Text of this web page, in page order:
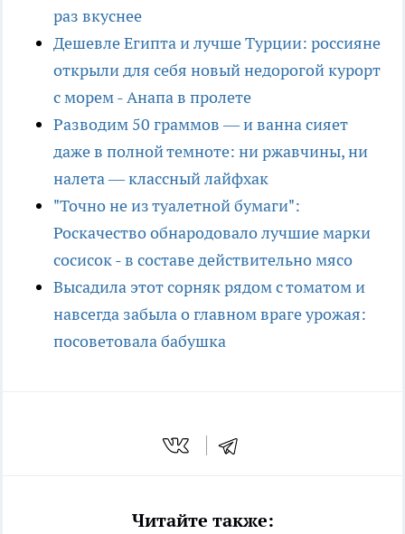
раз вкуснее
Дешевле Египта и лучше Турции: россияне
открыли для себя новый недорогой курорт
с морем - Анапа в пролете
Разводим 50 граммов — и ванна сияет
даже в полной темноте: ни ржавчины, ни
налета — классный лайфхак
"Точно не из туалетной бумаги":
Роскачество обнародовало лучшие марки
сосисок - в составе действительно мясо
Высадила этот сорняк рядом с томатом и
навсегда забыла о главном враге урожая:
посоветовала бабушка
Читайте также: